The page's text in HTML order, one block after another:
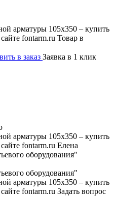
в заказ Заявка в 1 клик
оборудования"